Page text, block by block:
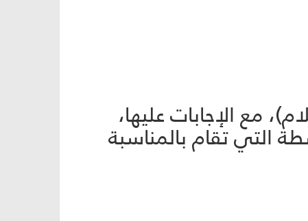
مع الإجابات عليها،
التي تقام بالمناسبة